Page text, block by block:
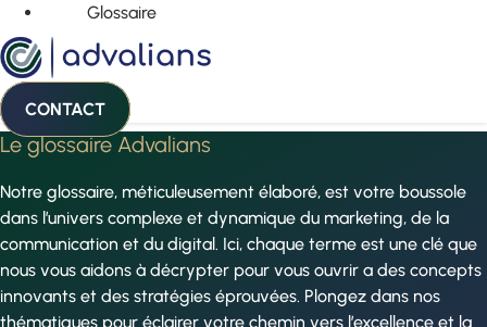
Glossaire
CONTACT
Le glossaire Advalians
Notre glossaire, méticuleusement élaboré, est votre boussole
dans l’univers complexe et dynamique du marketing, de la
communication et du digital. Ici, chaque terme est une clé que
nous vous aidons à décrypter pour vous ouvrir a des concepts
innovants et des stratégies éprouvées. Plongez dans nos
thématiques pour éclairer votre chemin vers l’excellence et la